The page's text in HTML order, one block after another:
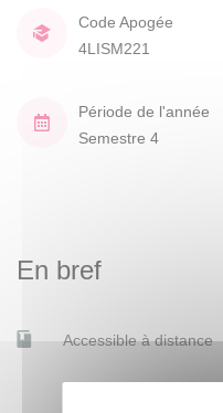
Code Apogée
4LISM221
Période de l'année
Semestre 4
En bref
Accessible à distance